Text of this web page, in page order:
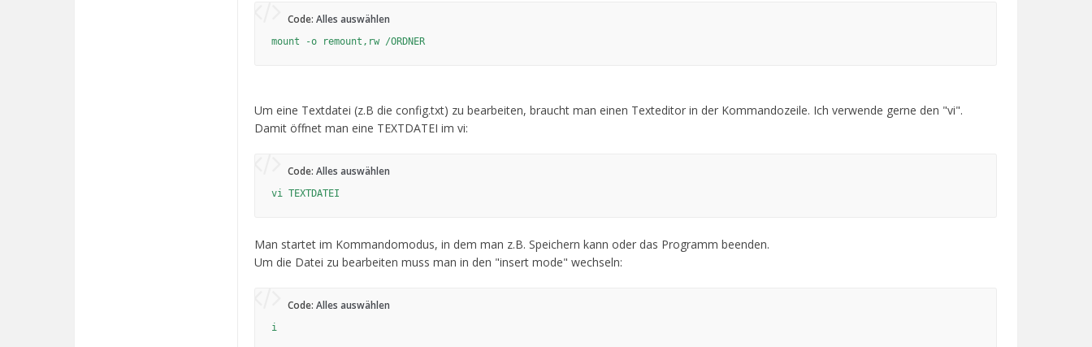
Code: Alles auswählen
mount -o remount,rw /ORDNER
Um eine Textdatei (z.B die config.txt) zu bearbeiten, braucht man einen Texteditor in der Kommandozeile. Ich verwende gerne den "vi".
Damit öffnet man eine TEXTDATEI im vi:
Code: Alles auswählen
vi TEXTDATEI
Man startet im Kommandomodus, in dem man z.B. Speichern kann oder das Programm beenden.
Um die Datei zu bearbeiten muss man in den "insert mode" wechseln:
Code: Alles auswählen
i